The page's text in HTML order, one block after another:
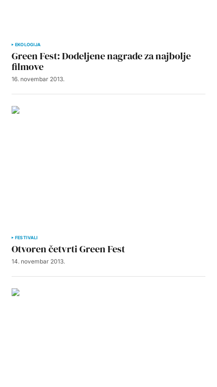
EKOLOGIJA
Green Fest: Dodeljene nagrade za najbolje
filmove
16. novembar 2013.
FESTIVALI
Otvoren četvrti Green Fest
14. novembar 2013.